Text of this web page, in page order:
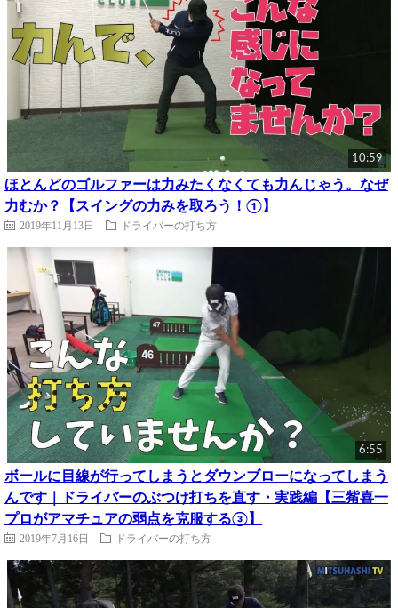
10:59
ほとんどのゴルファーは力みたくなくても力んじゃう。なぜ
力むか？【スイングの力みを取ろう！①】
2019年11月13日 ドライバーの打ち方
6:55
ボールに目線が行ってしまうとダウンブローになってしまう
んです｜ドライバーのぶつけ打ちを直す・実践編【三觜喜一
プロがアマチュアの弱点を克服する③】
2019年7月16日 ドライバーの打ち方